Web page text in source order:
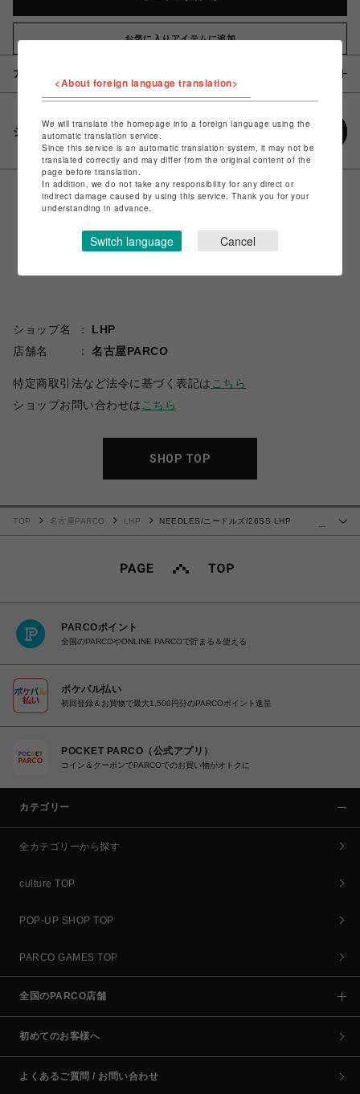
お気に入りアイテムに追加
アイテム説明 / 素材
シェアする
ショップ名
LHP
店舗名
名古屋PARCO
特定商取引法など法令に基づく表記は こちら
ショップお問い合わせは こちら
SHOP TOP
…
TOP 名古屋PARCO LHP
NEEDLES/ニードルズ/26SS LHP
PARCOポイント
全国のPARCOやONLINE PARCOで貯まる＆使える
ポケパル払い
初回登録＆お買物で最大1,500円分のPARCOポイント進呈
POCKET PARCO（公式アプリ）
コイン＆クーポンでPARCOでのお買い物がオトクに
カテゴリー
全カテゴリーから探す
culture TOP
POP-UP SHOP TOP
PARCO GAMES TOP
全国のPARCO店舗
初めてのお客様へ
よくあるご質問 / お問い合わせ
<About foreign language translation>
We will translate the homepage into a foreign language using the
automatic translation service.
Since this service is an automatic translation system, it may not be
translated correctly and may differ from the original content of the
page before translation.
In addition, we do not take any responsibility for any direct or
indirect damage caused by using this service. Thank you for your
understanding in advance.
Switch language Cancel